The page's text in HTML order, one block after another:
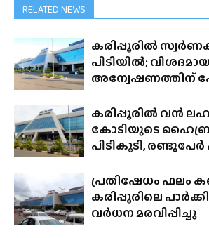
RELATED NEWS
കരിപ്പൂരിൽ
പിടിയിൽ; വിശദമായ
അന്വേഷണത്തിന്
കരിപ്പൂരിൽ വൻ
കോടിയുടെ
പിടികൂടി, രണ്ടുപേർ
പ്രതിഷേധം ഫലം
കരിപ്പൂരിലെ
വർധന മരവിപ്പിച്ചു